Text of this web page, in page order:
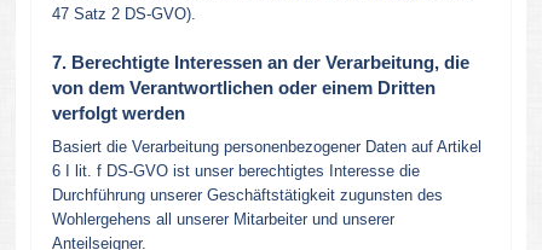
47 Satz 2 DS-GVO).
7. Berechtigte Interessen an der Verarbeitung, die
von dem Verantwortlichen oder einem Dritten
verfolgt werden
Basiert die Verarbeitung personenbezogener Daten auf Artikel
6 I lit. f DS-GVO ist unser berechtigtes Interesse die
Durchführung unserer Geschäftstätigkeit zugunsten des
Wohlergehens all unserer Mitarbeiter und unserer
Anteilseigner.